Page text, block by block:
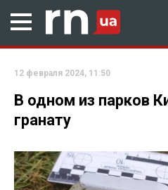
12 февраля 2024, 11:50
В одном из парков
гранату